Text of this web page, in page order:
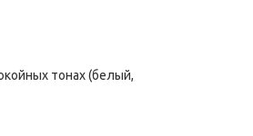
тонах (белый,